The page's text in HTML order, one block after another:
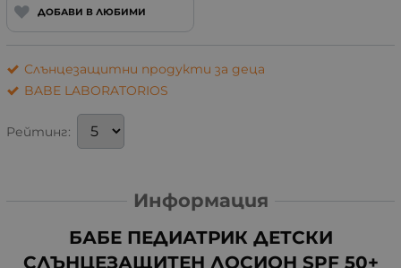
ДОБАВИ В ЛЮБИМИ
Слънцезащитни продукти за деца
BABE LABORATORIOS
Рейтинг:
Информация
БАБЕ ПЕДИАТРИК ДЕТСКИ
СЛЪНЦЕЗАЩИТЕН ЛОСИОН SPF 50+